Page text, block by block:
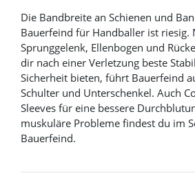
Die Bandbreite an Schienen und
Bauerfeind für Handballer ist riesig.
Sprunggelenk, Ellenbogen und
dir nach einer Verletzung beste
Sicherheit bieten, führt Bauerfeind
Schulter und Unterschenkel. Auch
Sleeves für eine bessere
muskuläre Probleme findest du im
Bauerfeind.